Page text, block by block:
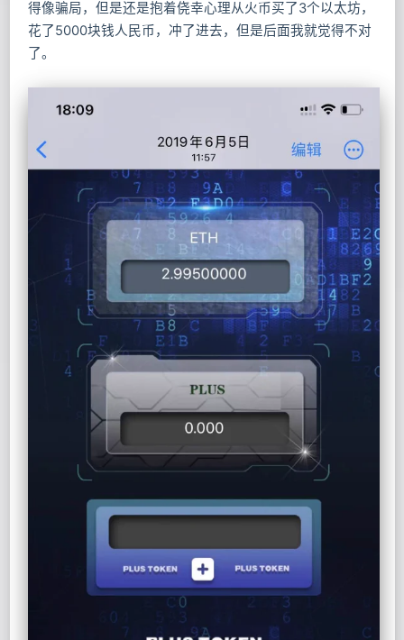
得像骗局，但是还是抱着侥幸心理从火币买了3个以太坊，
花了5000块钱人民币，冲了进去，但是后面我就觉得不对
了。